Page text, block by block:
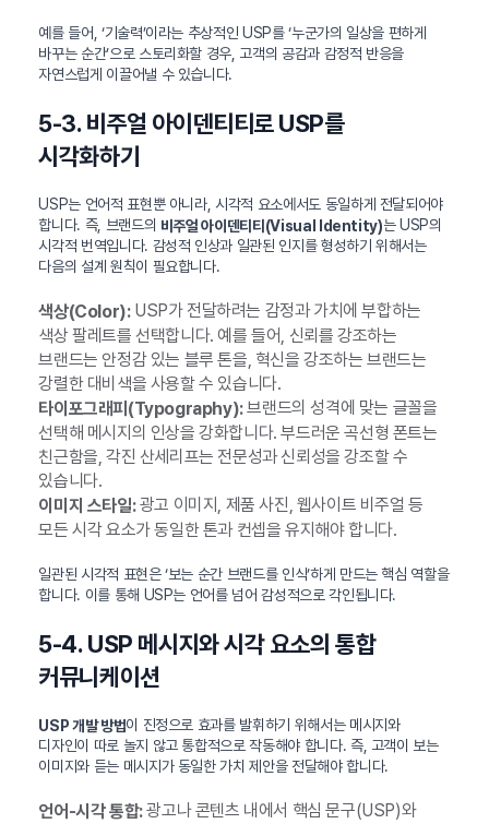
예를 들어, ‘기술력’이라는 추상적인 USP를 ‘누군가의 일상을 편하게
바꾸는 순간’으로 스토리화할 경우, 고객의 공감과 감정적 반응을
자연스럽게 이끌어낼 수 있습니다.
5-3. 비주얼 아이덴티티로 USP를
시각화하기
USP는 언어적 표현뿐 아니라, 시각적 요소에서도 동일하게 전달되어야
합니다. 즉, 브랜드의 비주얼 아이덴티티(Visual Identity)는 USP의
시각적 번역입니다. 감성적 인상과 일관된 인지를 형성하기 위해서는
다음의 설계 원칙이 필요합니다.
색상(Color):USP가 전달하려는 감정과 가치에 부합하는
색상 팔레트를 선택합니다. 예를 들어, 신뢰를 강조하는
브랜드는 안정감 있는 블루 톤을, 혁신을 강조하는 브랜드는
강렬한 대비색을 사용할 수 있습니다.
타이포그래피(Typography):브랜드의 성격에 맞는 글꼴을
선택해 메시지의 인상을 강화합니다. 부드러운 곡선형 폰트는
친근함을, 각진 산세리프는 전문성과 신뢰성을 강조할 수
있습니다.
이미지 스타일:광고 이미지, 제품 사진, 웹사이트 비주얼 등
모든 시각 요소가 동일한 톤과 컨셉을 유지해야 합니다.
일관된 시각적 표현은 ‘보는 순간 브랜드를 인식’하게 만드는 핵심 역할을
합니다. 이를 통해 USP는 언어를 넘어 감성적으로 각인됩니다.
5-4. USP 메시지와 시각 요소의 통합
커뮤니케이션
USP 개발 방법이 진정으로 효과를 발휘하기 위해서는 메시지와
디자인이 따로 놀지 않고 통합적으로 작동해야 합니다. 즉, 고객이 보는
이미지와 듣는 메시지가 동일한 가치 제안을 전달해야 합니다.
언어-시각 통합:광고나 콘텐츠 내에서 핵심 문구(USP)와